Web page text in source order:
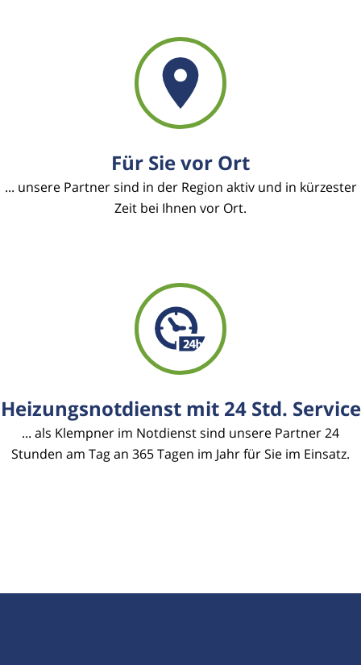
Für Sie vor Ort
... unsere Partner sind in der Region aktiv und in kürzester
Zeit bei Ihnen vor Ort.
Heizungsnotdienst mit 24 Std. Service
... als Klempner im Notdienst sind unsere Partner 24
Stunden am Tag an 365 Tagen im Jahr für Sie im Einsatz.